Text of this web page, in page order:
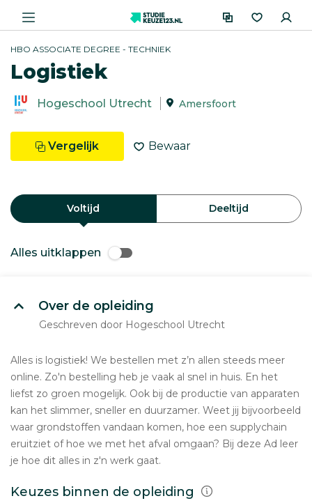
HBO ASSOCIATE DEGREE - TECHNIEK
Logistiek
Hogeschool Utrecht Amersfoort
Vergelijk Bewaar
Voltijd Deeltijd
Alles uitklappen
Over de opleiding
Geschreven door Hogeschool Utrecht
Alles is logistiek! We bestellen met z’n allen steeds meer
online. Zo'n bestelling heb je vaak al snel in huis. En het
liefst zo groen mogelijk. Ook bij de productie van apparaten
kan het slimmer, sneller en duurzamer. Weet jij bijvoorbeeld
waar grondstoffen vandaan komen, hoe een supplychain
eruitziet of hoe we met het afval omgaan? Bij deze Ad leer
je hoe dit alles in z'n werk gaat.
Keuzes binnen de opleiding